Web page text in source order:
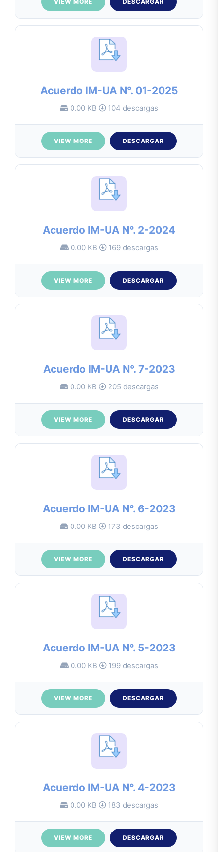
VIEW MORE DESCARGAR
Acuerdo IM-UA N°. 01-2025
0.00 KB 104 descargas
VIEW MORE DESCARGAR
Acuerdo IM-UA N°. 2-2024
0.00 KB 169 descargas
VIEW MORE DESCARGAR
Acuerdo IM-UA N°. 7-2023
0.00 KB 205 descargas
VIEW MORE DESCARGAR
Acuerdo IM-UA N°. 6-2023
0.00 KB 173 descargas
VIEW MORE DESCARGAR
Acuerdo IM-UA N°. 5-2023
0.00 KB 199 descargas
VIEW MORE DESCARGAR
Acuerdo IM-UA N°. 4-2023
0.00 KB 183 descargas
VIEW MORE DESCARGAR